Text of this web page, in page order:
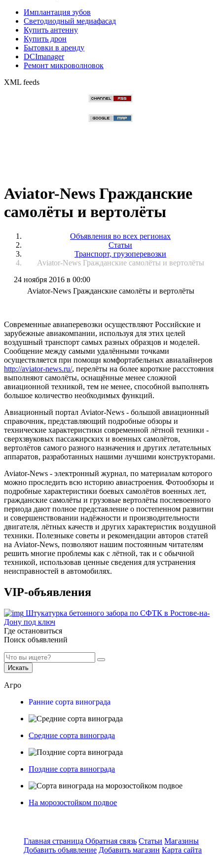
Имплантация зубов
Светодиодный медиафасад
Купить антенну
Купить дрон
Бытовки в аренду
DCImanager
Ремонт микроволновок
XML feeds
Aviator-News Гражданские
самолёты и вертолёты
Объявления во всех регионах
Статьи
Транспорт, грузоперевозки
Aviator-News Гражданские самолёты и вертолёты
24 ноября 2016 в 00:00
Aviator-News Гражданские самолёты и вертолёты
Современные авиаперевозки осуществляют Российские и
зарубежные авиакомпании, используя для этих целей
воздушный транспорт самых разных образцов и моделей.
Сообщение между самыми удалёнными точками
осуществляется при помощи комфортабельных авиалайнеров
http://aviator-news.ru/, перелёты на более короткие рассстояния
выполняют самолёты, оснащённые менее сложной
авиационной техникой, тем не менее, способной выполнять
большое количество необходимых функций.
Авиационный портал Aviator-News - большой авиационный
справочник, представляющий подробные обзоры и
технические характеристики современной лётной техники -
сверхзвуковых пассажирских и военных самолётов,
вертолётов самого разного назначения и других летательных
аппаратов, разработанных нашими лучшими конструкторами.
Aviator-News - электронный журнал, по материалам которого
можно проследить всю историю авиастроения. Фотообзоры и
подробные характеристики боевых самолётов военных лет,
гражданские самолёты и грузовые вертолёты послевоенного
периода дают полное представление о постепенном развитии
и совершенствовании надёжности и производительности
двигателя, лётных качеств и других характеристик воздушной
техники. Полезныке советы и рекомендации авторов статей
на Aviator-News, позволяют нашим постоянным читателям
решить многие проблемы как с лётной, так и с обычной
техникой, использовав ценные сведения для устранения
неисправностей в автомобилях.
VIP-объявления
Штукатурка бетонного забора по СФТК в Ростове-на-
Дону под ключ
Где остановиться
Поиск объявлений
Искать
Агро
Ранние сорта винограда
Средние сорта винограда
Поздние сорта винограда
На морозостойком подвое
Главная страница Обратная связь Статьи Магазины
Добавить объявление Добавить магазин Карта сайта